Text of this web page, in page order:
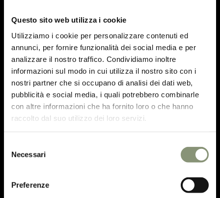
Questo sito web utilizza i cookie
Utilizziamo i cookie per personalizzare contenuti ed
annunci, per fornire funzionalità dei social media e per
analizzare il nostro traffico. Condividiamo inoltre
informazioni sul modo in cui utilizza il nostro sito con i
nostri partner che si occupano di analisi dei dati web,
pubblicità e social media, i quali potrebbero combinarle
con altre informazioni che ha fornito loro o che hanno
raccolto dal suo utilizzo dei loro servizi.
delNecessari
Preferenze
SECONDO
Gallinella di mare “incovercià”
DESSERT
Ricordo di una “Pinza” a Natale
VINI
Silvia Extra Brut – Tenute Fosca
Ansonica Toscana – I vini del Mare
Dulcis Cicogna – Cavazza